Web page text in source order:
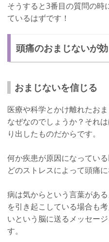
そうすると3番目の質問の時
ているはずです！
頭痛のおまじないが
おまじないを信じる
医療や科学とかけ離れたお
なぜなのでしょうか？それ
り出したものだからです。
何か疾患が原因になってい
どのストレスによって頭痛
病は気からという言葉があ
を引き起こしている場合も
いという脳に送るメッセー
す。